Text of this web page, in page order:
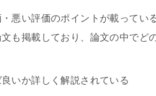
悪い評価のポイントが載ってい
も掲載しており、論文の中でど
いか詳しく解説されている